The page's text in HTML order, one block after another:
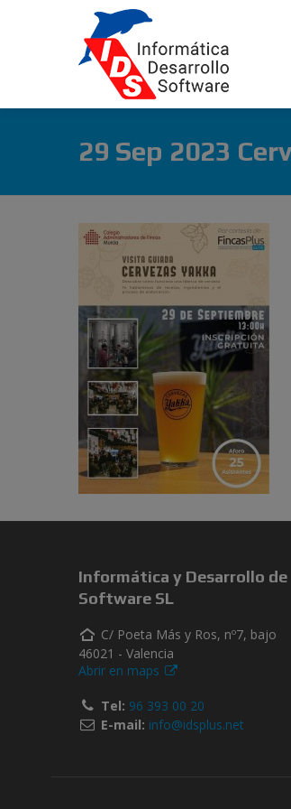
29 Sep 2023
Informática y Desarrollo de
Software SL
C/ Poeta Más y Ros, nº7, bajo
46021 - Valencia
Abrir en maps
Tel: 96 393 00 20
E-mail: info@idsplus.net